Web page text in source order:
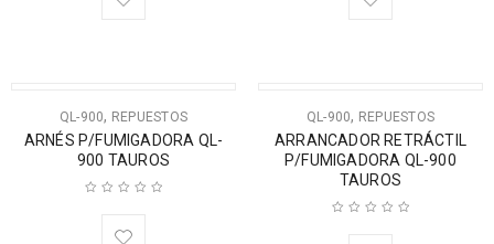
QL-900, REPUESTOS
ARNÉS P/FUMIGADORA QL-
900 TAUROS
QL-900, REPUESTOS
ARRANCADOR RETRÁCTIL
P/FUMIGADORA QL-900
TAUROS